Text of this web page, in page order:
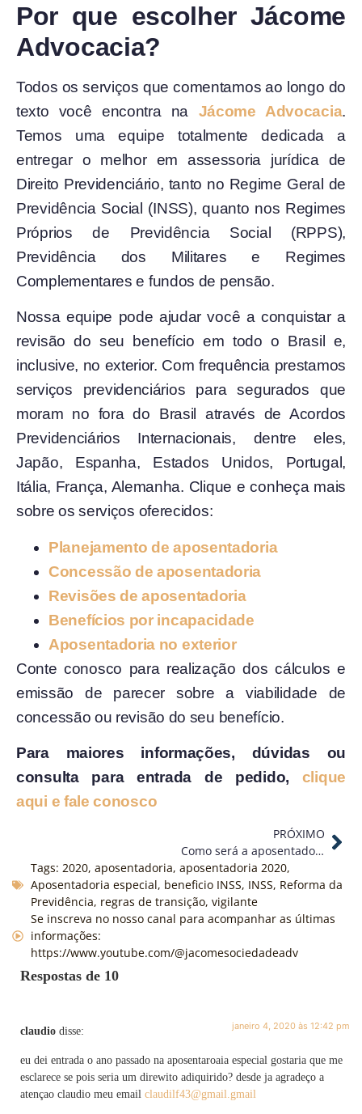
Por que escolher Jácome
Advocacia?
Todos os serviços que comentamos ao longo do
texto você encontra na Jácome Advocacia.
Temos uma equipe totalmente dedicada a
entregar o melhor em assessoria jurídica de
Direito Previdenciário, tanto no Regime Geral de
Previdência Social (INSS), quanto nos Regimes
Próprios de Previdência Social (RPPS),
Previdência dos Militares e Regimes
Complementares e fundos de pensão.
Nossa equipe pode ajudar você a conquistar a
revisão do seu benefício em todo o Brasil e,
inclusive, no exterior. Com frequência prestamos
serviços previdenciários para segurados que
moram no fora do Brasil através de Acordos
Previdenciários Internacionais, dentre eles,
Japão, Espanha, Estados Unidos, Portugal,
Itália, França, Alemanha. Clique e conheça mais
sobre os serviços oferecidos:
Planejamento de aposentadoria
Concessão de aposentadoria
Revisões de aposentadoria
Benefícios por incapacidade
Aposentadoria no exterior
Conte conosco para realização dos cálculos e
emissão de parecer sobre a viabilidade de
concessão ou revisão do seu benefício.
Para maiores informações, dúvidas ou
consulta para entrada de pedido,
clique
aqui e fale conosco
PRÓXIMO
Como será a aposentadoria do jovem médico que está iniciando a carreira?
Tags: 2020, aposentadoria, aposentadoria 2020,
Aposentadoria especial, beneficio INSS, INSS, Reforma da
Previdência, regras de transição, vigilante
Se inscreva no nosso canal para acompanhar as últimas
informações:
https://www.youtube.com/@jacomesociedadeadv
Respostas de 10
claudio disse: janeiro 4, 2020 às 12:42 pm
eu dei entrada o ano passado na aposentaroaia especial gostaria que me
esclarece se pois seria um direwito adiquirido? desde ja agradeço a
atençao claudio meu email claudilf43@gmail.gmail